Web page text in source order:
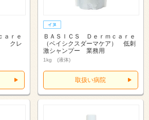
ａｒｅ
クレ
ＢＡＳＩＣＳ Ｄｅｒｍｃａｒｅ
（ベイシクスダーマケア） 低刺
激シャンプー 業務用
1kg (液体)
取扱い病院